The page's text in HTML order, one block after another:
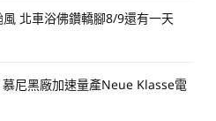
北車浴佛鑽轎腳8/9還有一天
尼黑廠加速量產Neue Klasse電